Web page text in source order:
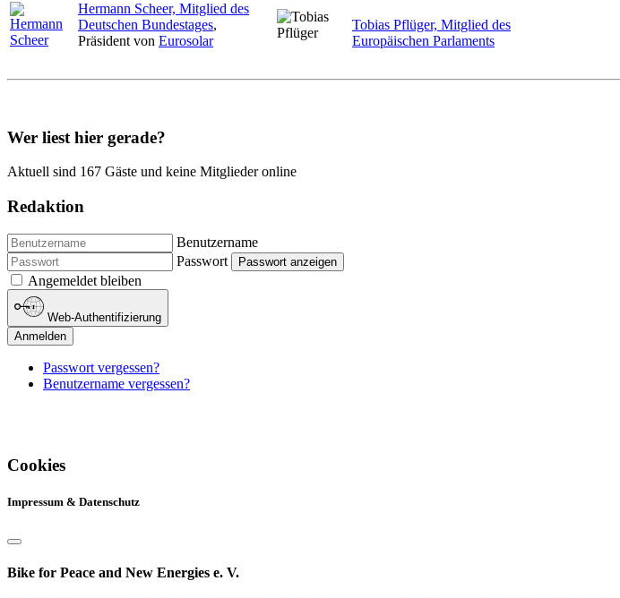
Hermann Scheer, Mitglied des
Deutschen Bundestages,
Präsident von Eurosolar
Tobias Pflüger, Mitglied des
Europäischen Parlaments
Wer liest hier gerade?
Aktuell sind 167 Gäste und keine Mitglieder online
Redaktion
Benutzername
Passwort
Passwort anzeigen
Angemeldet bleiben
Web-Authentifizierung
Anmelden
Passwort vergessen?
Benutzername vergessen?
Cookies
Impressum & Datenschutz
Bike for Peace and New Energies e. V.